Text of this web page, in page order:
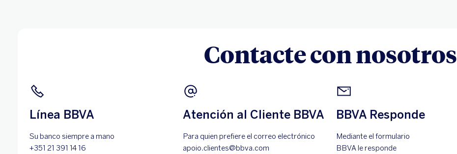
Contacte con nosotros
Línea BBVA
Su banco siempre a mano
+351 21 391 14 16
Atención al Cliente BBVA
Para quien prefiere el correo electrónico
apoio.clientes@bbva.com
BBVA Responde
Mediante el formulario
BBVA le responde